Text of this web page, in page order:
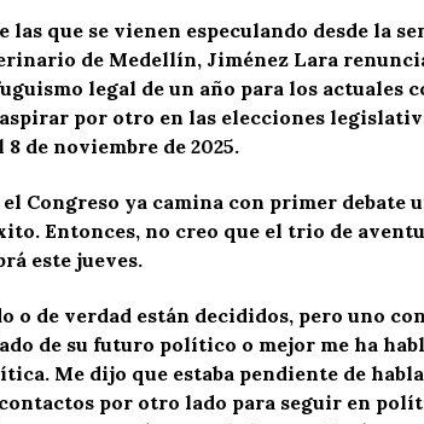
las que se vienen especulando desde la
de Medellín, Jiménez Lara
legal de un año para los actuales
por otro en las elecciones
de noviembre de 2025.
Congreso ya camina con primer
Entonces, no creo que el trio de
este jueves.
o de verdad están decididos, pero uno
de su futuro político o mejor me ha
Me dijo que estaba pendiente de
por otro lado para seguir en